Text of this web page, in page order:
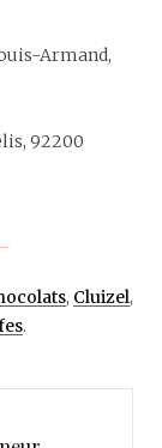
Armand,
92200
, Cluizel,
.